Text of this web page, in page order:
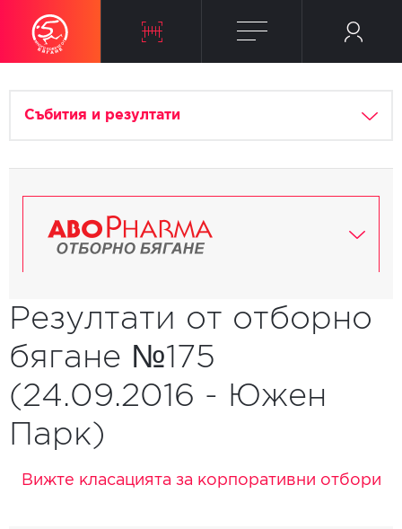
Събития и резултати
Резултати от отборно
бягане №175
(24.09.2016 - Южен
Парк)
Вижте класацията за корпоративни отбори